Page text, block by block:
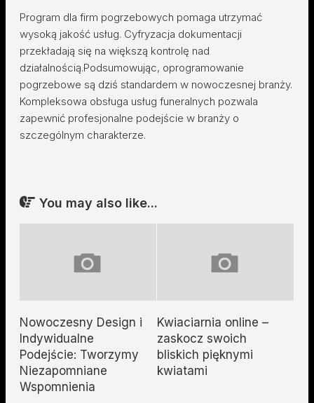
Program dla firm pogrzebowych pomaga utrzymać
wysoką jakość usług. Cyfryzacja dokumentacji
przekładają się na większą kontrolę nad
działalnością.Podsumowując, oprogramowanie
pogrzebowe są dziś standardem w nowoczesnej branży.
Kompleksowa obsługa usług funeralnych pozwala
zapewnić profesjonalne podejście w branży o
szczególnym charakterze.
You may also like...
Nowoczesny Design i
Indywidualne
Podejście: Tworzymy
Niezapomniane
Wspomnienia
Kwiaciarnia online –
zaskocz swoich
bliskich pięknymi
kwiatami